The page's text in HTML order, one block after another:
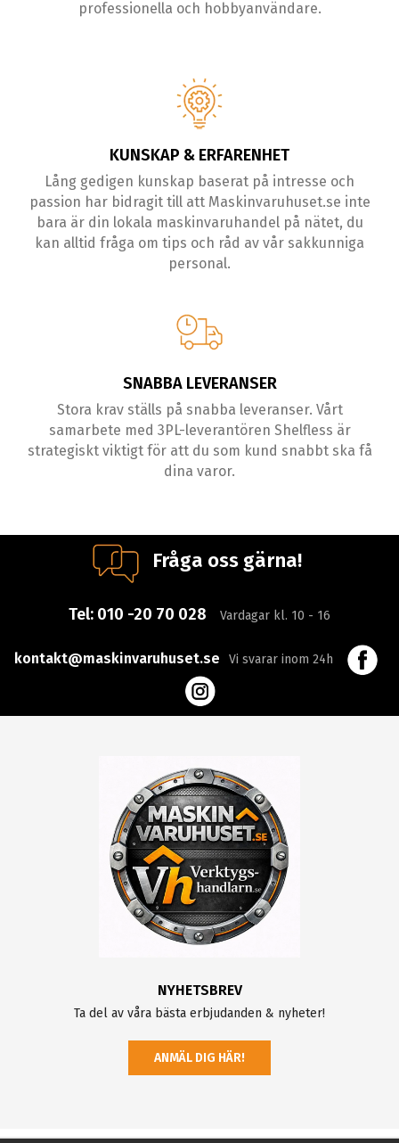
professionella och hobbyanvändare.
KUNSKAP & ERFARENHET
Lång gedigen kunskap baserat på intresse och
passion har bidragit till att Maskinvaruhuset.se inte
bara är din lokala maskinvaruhandel på nätet, du
kan alltid fråga om tips och råd av vår sakkunniga
personal.
SNABBA LEVERANSER
Stora krav ställs på snabba leveranser. Vårt
samarbete med 3PL-leverantören Shelfless är
strategiskt viktigt för att du som kund snabbt ska få
dina varor.
Fråga oss gärna!
Tel: 010 -20 70 028 Vardagar kl. 10 - 16
kontakt@maskinvaruhuset.se Vi svarar inom 24h
NYHETSBREV
Ta del av våra bästa erbjudanden & nyheter!
ANMÄL DIG HÄR!